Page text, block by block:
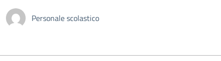
Personale scolastico